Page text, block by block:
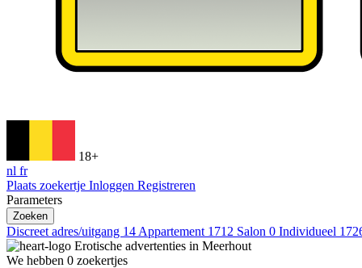
18+
nl fr
Plaats zoekertje Inloggen Registreren
Parameters
Zoeken
Discreet adres/uitgang 14 Appartement 1712 Salon 0 Individueel
Erotische advertenties in Meerhout
We hebben 0 zoekertjes